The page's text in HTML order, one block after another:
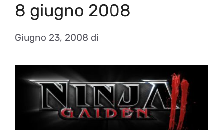
8 giugno 2008
Giugno 23, 2008 di